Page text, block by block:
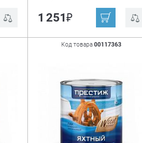
1 251₽
Код товара00117363